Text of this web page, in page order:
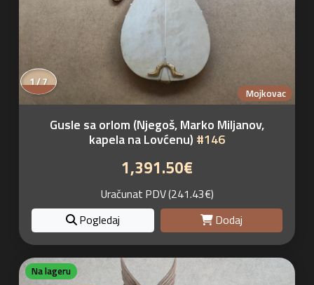
Mojkovac
1 / 7
Gusle sa orlom (Njegoš, Marko Miljanov,
kapela na Lovćenu) #146
1,391.50€
Uračunat PDV (241.43€)
Pogledaj
Dodaj
Na lageru